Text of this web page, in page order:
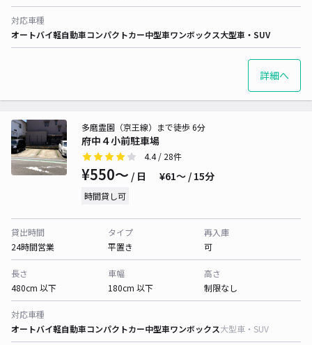
対応車種
オートバイ軽自動車コンパクトカー中型車ワンボックス大型車・SUV
詳細へ
府中４小前駐車場
多磨霊園（京王線）まで徒歩 6分
4.4/ 28件
¥550〜 / 日 ¥61〜 / 15分
時間貸し可
貸出時間
24時間営業
タイプ
平置き
再入庫
可
長さ
480cm 以下
車幅
180cm 以下
高さ
制限なし
対応車種
オートバイ軽自動車コンパクトカー中型車ワンボックス大型車・SUV